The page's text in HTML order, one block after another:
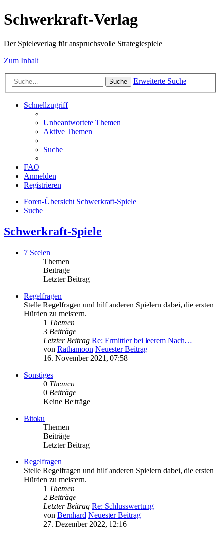
Schwerkraft-Verlag
Der Spieleverlag für anspruchsvolle Strategiespiele
Zum Inhalt
Suche Erweiterte Suche
Schnellzugriff
Unbeantwortete Themen
Aktive Themen
Suche
FAQ
Anmelden
Registrieren
Foren-Übersicht Schwerkraft-Spiele
Suche
Schwerkraft-Spiele
7 Seelen
Themen
Beiträge
Letzter Beitrag
Regelfragen
Stelle Regelfragen und hilf anderen Spielern dabei, die ersten
Hürden zu meistern.
1 Themen
3 Beiträge
Letzter Beitrag Re: Ermittler bei leerem Nach…
von Rathamoon Neuester Beitrag
16. November 2021, 07:58
Sonstiges
0 Themen
0 Beiträge
Keine Beiträge
Bitoku
Themen
Beiträge
Letzter Beitrag
Regelfragen
Stelle Regelfragen und hilf anderen Spielern dabei, die ersten
Hürden zu meistern.
1 Themen
2 Beiträge
Letzter Beitrag Re: Schlusswertung
von Bernhard Neuester Beitrag
27. Dezember 2022, 12:16